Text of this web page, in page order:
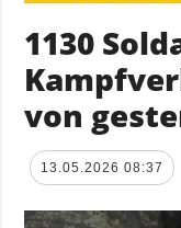
1130
von
13.05.2026 08:37